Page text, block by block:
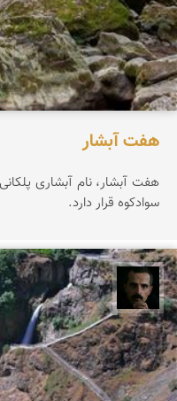
هفت آبشار
هفت آبشار، نام آبشاری
سوادکوه قرار دارد.
عباس رحمانی